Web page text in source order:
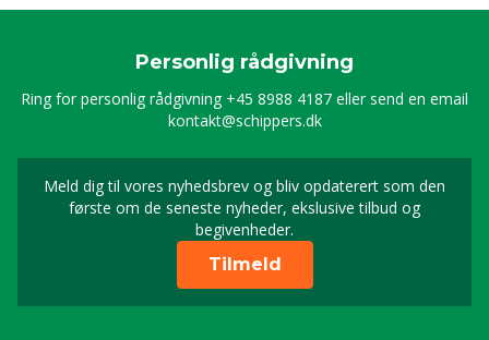
Personlig rådgivning
Ring for personlig rådgivning +45 8988 4187 eller send en email
kontakt@schippers.dk
Meld dig til vores nyhedsbrev og bliv opdaterert som den
første om de seneste nyheder, ekslusive tilbud og
begivenheder.
Timeld dig vores
Tilmeld